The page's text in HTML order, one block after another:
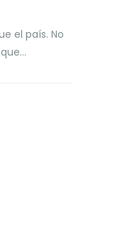
el país. No